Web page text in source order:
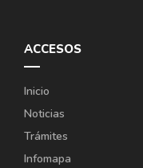
ACCESOS
Inicio
Noticias
Trámites
Infomapa